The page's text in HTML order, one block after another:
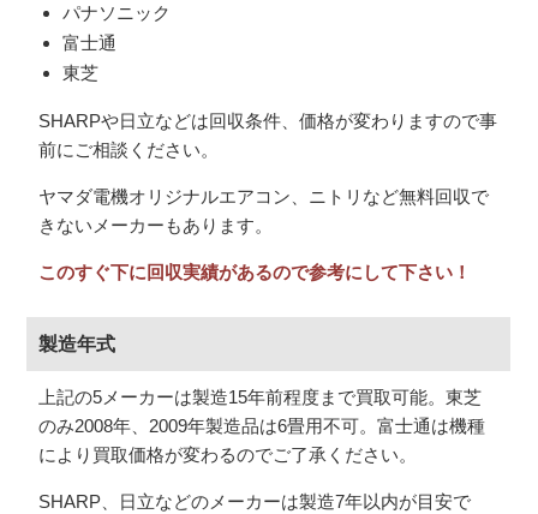
にあるとスムーズです。
3.日程の調整
夏場、年度末の2月、3月は混みあいますのでお早めにご相
談ください。お客様が希望日する日程でのお伺いを最優先
します。お急ぎの方は最短即日も可能です。
2.ご来店
ご予約いただいた日に店頭へお持ちください。査定は10分
程度です。ご予約の方を優先しますのでお待たせしませ
3.古いエアコンも大歓迎！エアコンの買取査定
付属品・エアコンの状態を確認させて頂きます。リモコ
ン、配管、取付パネルを忘れてきてしまう方が多いので忘
れ物がないようにしてください。
パナソニック
富士通
東芝
SHARPや日立などは回収条件、価格が変わりますので事
前にご相談ください。
ヤマダ電機オリジナルエアコン、ニトリなど無料回収で
きないメーカーもあります。
このすぐ下に回収実績があるので参考にして下さい！
製造年式
上記の5メーカーは製造15年前程度まで買取可能。東芝
のみ2008年、2009年製造品は6畳用不可。富士通は機種
により買取価格が変わるのでご了承ください。
SHARP、日立などのメーカーは製造7年以内が目安で